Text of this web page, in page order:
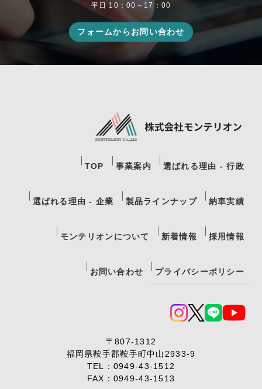
平日 10：00～17：00
フォームからお問い合わせ
TOP 事業案内 選ばれる理由 - 行政
選ばれる理由 - 企業 製品ラインナップ 納車実績
モンテリオンについて 新着情報 採用情報
お問い合わせ プライバシーポリシー
〒807-1312
福岡県鞍手郡鞍手町中山2933-9
TEL： 0949-43-1512
FAX：0949-43-1513